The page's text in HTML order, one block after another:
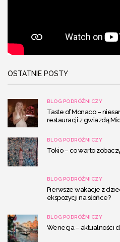
OSTATNIE POSTY
BLOG PODRÓŻNICZY
Taste of Monaco –
restauracji z gwiazdą
BLOG PODRÓŻNICZY
Tokio – co warto
BLOG PODRÓŻNICZY
Pierwsze wakacje z
ekspozycji na słońce?
BLOG PODRÓŻNICZY
Wenecja – aktualności